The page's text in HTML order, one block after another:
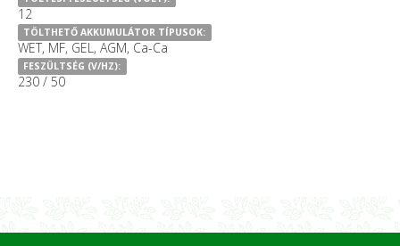
12
TÖLTHETŐ AKKUMULÁTOR TÍPUSOK:
WET, MF, GEL, AGM, Ca-Ca
FESZÜLTSÉG (V/HZ):
230 / 50